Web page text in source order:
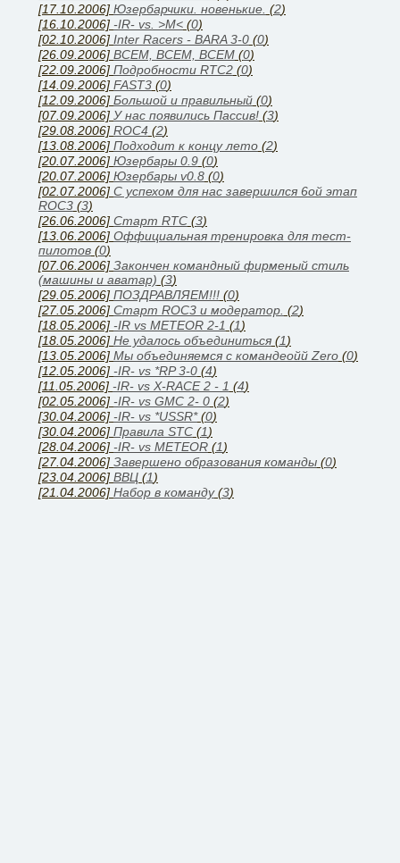
[17.10.2006] Юзербарчики. новенькие. (2)
[16.10.2006] -IR- vs. >M< (0)
[02.10.2006] Inter Racers - BARA 3-0 (0)
[26.09.2006] ВСЕМ, ВСЕМ, ВСЕМ (0)
[22.09.2006] Подробности RTC2 (0)
[14.09.2006] FAST3 (0)
[12.09.2006] Большой и правильный (0)
[07.09.2006] У нас появились Паcсив! (3)
[29.08.2006] ROC4 (2)
[13.08.2006] Подходит к концу лето (2)
[20.07.2006] Юзербары 0.9 (0)
[20.07.2006] Юзербары v0.8 (0)
[02.07.2006] С успехом для нас завершился 6ой этап
ROC3 (3)
[26.06.2006] Cтарт RTC (3)
[13.06.2006] Оффициальная тренировка для тест-
пилотов (0)
[07.06.2006] Закончен командный фирменый стиль
(машины и аватар) (3)
[29.05.2006] ПОЗДРАВЛЯЕМ!!! (0)
[27.05.2006] Старт ROC3 и модератор. (2)
[18.05.2006] -IR vs METEOR 2-1 (1)
[18.05.2006] Не удалось объединиться (1)
[13.05.2006] Мы объединяемся с командеойй Zero (0)
[12.05.2006] -IR- vs *RP 3-0 (4)
[11.05.2006] -IR- vs X-RACE 2 - 1 (4)
[02.05.2006] -IR- vs GMC 2- 0 (2)
[30.04.2006] -IR- vs *USSR*(0)
[30.04.2006] Правила STC (1)
[28.04.2006] -IR- vs METEOR (1)
[27.04.2006] Завершено образования команды (0)
[23.04.2006] ВВЦ (1)
[21.04.2006] Набор в команду(3)